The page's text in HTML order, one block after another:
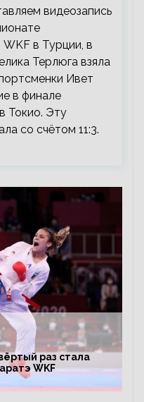
видеозапись
в Турции, в
Терлюга взяла
Ивет
в финале
Токио. Эту
со счётом 11:3.
раз стала
WKF